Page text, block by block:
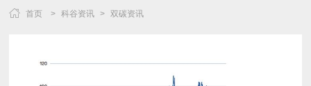
首页 > 科谷资讯 > 双碳资讯